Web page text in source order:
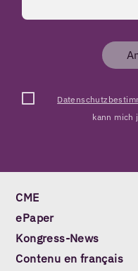
kann mich
CME
ePaper
Kongress-News
Contenu en français